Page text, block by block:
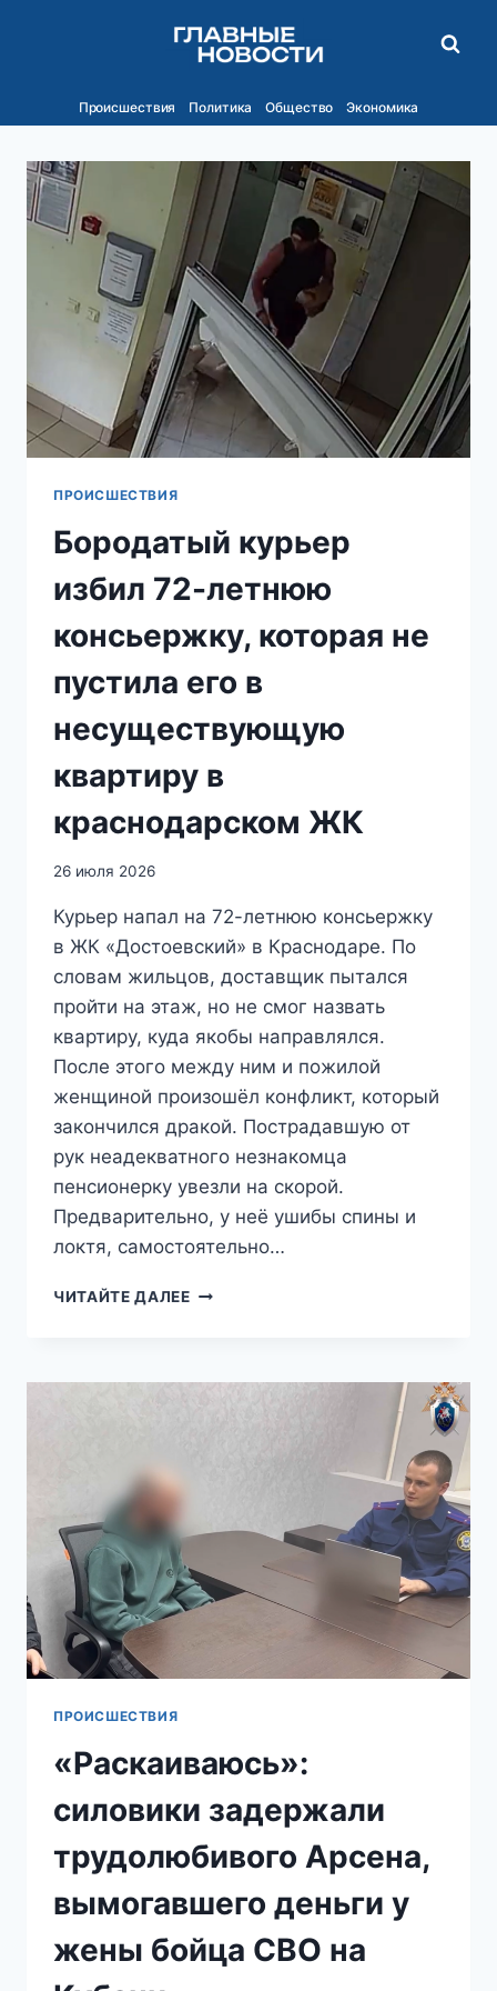
Происшествия Политика Общество Экономика
ПРОИСШЕСТВИЯ
Бородатый курьер
избил 72-летнюю
консьержку, которая не
пустила его в
несуществующую
квартиру в
краснодарском ЖК
26 июля 2026
Курьер напал на 72-летнюю консьержку
в ЖК «Достоевский» в Краснодаре. По
словам жильцов, доставщик пытался
пройти на этаж, но не смог назвать
квартиру, куда якобы направлялся.
После этого между ним и пожилой
женщиной произошёл конфликт, который
закончился дракой. Пострадавшую от
рук неадекватного незнакомца
пенсионерку увезли на скорой.
Предварительно, у неё ушибы спины и
локтя, самостоятельно…
ЧИТАЙТЕ ДАЛЕЕБОРОДАТЫЙ
ЛЕТНЮЮ
НЕСУЩЕСТВУЮЩУЮ
КВАРТИРУ
В
КРАСНОДАРСКОМ
ПРОИСШЕСТВИЯ
«Раскаиваюсь»:
силовики задержали
трудолюбивого Арсена,
вымогавшего деньги у
жены бойца СВО на